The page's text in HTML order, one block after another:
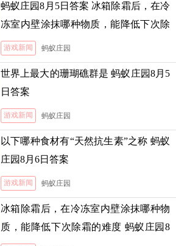
蚂蚁庄园8月5日答案 冰箱除霜后，在冷
冻室内壁涂抹哪种物质，能降低下次除
霜的难度
游戏新闻 蚂蚁庄园
世界上最大的珊瑚礁群是 蚂蚁庄园8月5
日答案
游戏新闻 蚂蚁庄园
以下哪种食材有“天然抗生素”之称 蚂蚁
庄园8月6日答案
游戏新闻 蚂蚁庄园
冰箱除霜后，在冷冻室内壁涂抹哪种物
质，能降低下次除霜的难度 蚂蚁庄园8